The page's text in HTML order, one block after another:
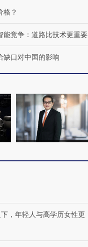
格？
能竞争：道路比技术更重要
缺口对中国的影响
，年轻人与高学历女性更